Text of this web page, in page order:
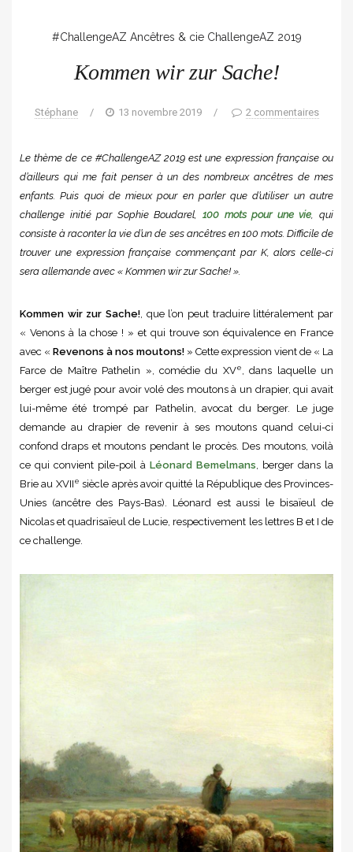
#ChallengeAZ Ancêtres & cie ChallengeAZ 2019
Kommen wir zur Sache!
Stéphane / 13 novembre 2019 / 2 commentaires
Le thème de ce #ChallengeAZ 2019 est une expression française ou
d’ailleurs qui me fait penser à un des nombreux ancêtres de mes
enfants. Puis quoi de mieux pour en parler que d’utiliser un autre
challenge initié par Sophie Boudarel, 100 mots pour une vie , qui
consiste à raconter la vie d’un de ses ancêtres en 100 mots. Difficile de
trouver une expression française commençant par K, alors celle-ci
sera allemande avec « Kommen wir zur Sache! ».
Kommen wir zur Sache! , que l’on peut traduire littéralement par
« Venons à la chose ! » et qui trouve son équivalence en France
avec « Revenons à nos moutons! » Cette expression vient de « La
Farce de Maître Pathelin », comédie du XVe
, dans laquelle un
berger est jugé pour avoir volé des moutons à un drapier, qui avait
lui-même été trompé par Pathelin, avocat du berger. Le juge
demande au drapier de revenir à ses moutons quand celui-ci
confond draps et moutons pendant le procès. Des moutons, voilà
ce qui convient pile-poil à Léonard Bemelmans , berger dans la
Brie au XVIIe siècle après avoir quitté la République des Provinces-
Unies (ancêtre des Pays-Bas). Léonard est aussi le bisaïeul de
Nicolas et quadrisaïeul de Lucie, respectivement les lettres B et I de
ce challenge.